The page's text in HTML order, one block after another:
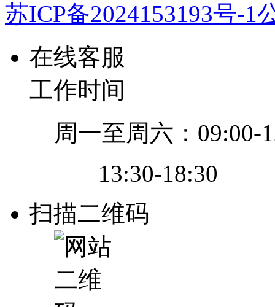
苏ICP备2024153193号-1
在线客服
工作时间
周一至周六：09:00-
13:30-18:30
扫描二维码